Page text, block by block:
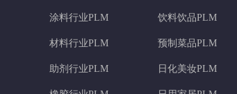
涂料行业PLM
材料行业PLM
助剂行业PLM
饮料饮品PLM
预制菜品PLM
日化美妆PLM